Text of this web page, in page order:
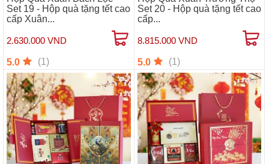
Set 19 - Hộp quà tặng tết cao
cấp Xuân...
2.630.000 VND
5.0 (1)
Set 20 - Hộp quà tặng tết cao
cấp...
8.815.000 VND
5.0 (1)